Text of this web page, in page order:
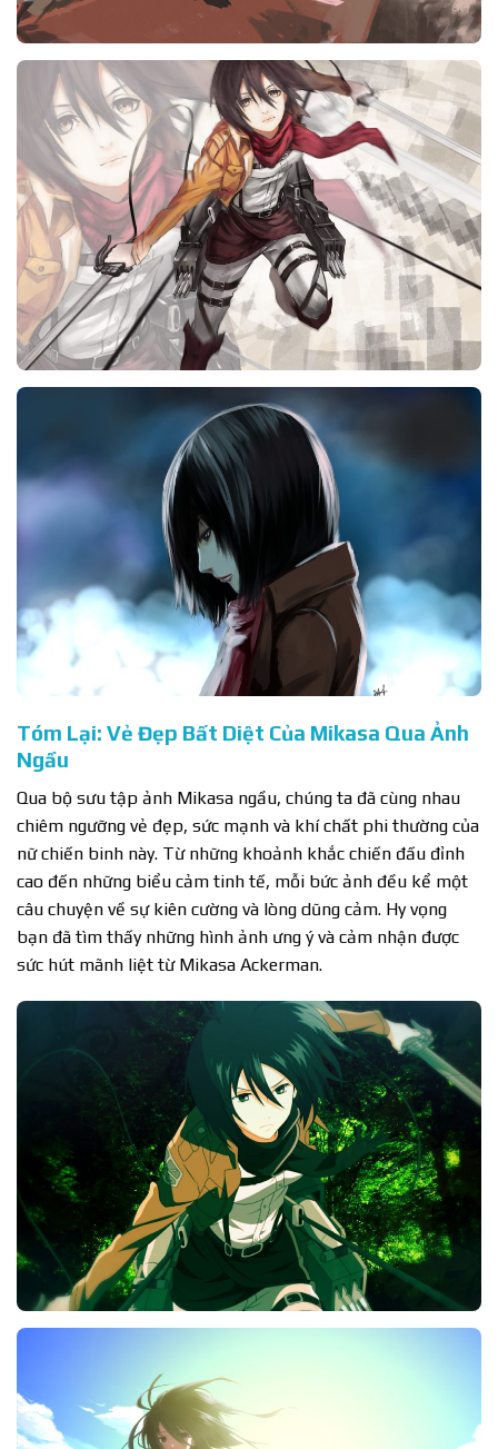
Tóm Lại: Vẻ Đẹp Bất Diệt Của Mikasa Qua Ảnh
Ngầu
Qua bộ sưu tập ảnh Mikasa ngầu, chúng ta đã cùng nhau
chiêm ngưỡng vẻ đẹp, sức mạnh và khí chất phi thường của
nữ chiến binh này. Từ những khoảnh khắc chiến đấu đỉnh
cao đến những biểu cảm tinh tế, mỗi bức ảnh đều kể một
câu chuyện về sự kiên cường và lòng dũng cảm. Hy vọng
bạn đã tìm thấy những hình ảnh ưng ý và cảm nhận được
sức hút mãnh liệt từ Mikasa Ackerman.